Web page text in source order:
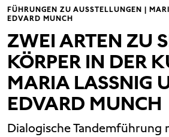
FÜHRUNGEN ZU AUSSTELLUNGEN |
EDVARD MUNCH
ZWEI ARTEN ZU
KÖRPER IN DER
MARIA LASSNIG
EDVARD MUNCH
Dialogische Tandemführung